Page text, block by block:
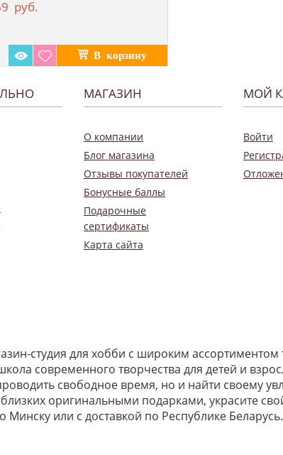
руб.
МАГАЗИН
О компании
Блог магазина
Отзывы покупателей
Бонусные баллы
Подарочные
сертификаты
Карта сайта
МОЙ
Войти
студия для хобби с широким ассортиментом
современного творчества для детей и
свободное время, но и найти своему
оригинальными подарками, украсите
или с доставкой по Республике Беларусь.